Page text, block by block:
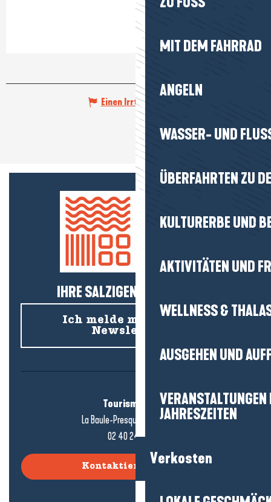
MIT DEM FAHRRAD
ANGELN
WASSER- UND
ÜBERFAHRTEN ZU
KULTURERBE UND
AKTIVITÄTEN UND
WELLNESS &
AUSGEHEN UND
JAHRESZEITEN
Verkosten
Einen Irrtum angeben
IHRE SALZIGEN NEUIGKEITEN!
Ich melde mich für den
Newsletter an
Tourismusbüro
La Baule-Presqu'île de Guérande
02 40 24 34 44
Kontaktieren Sie uns